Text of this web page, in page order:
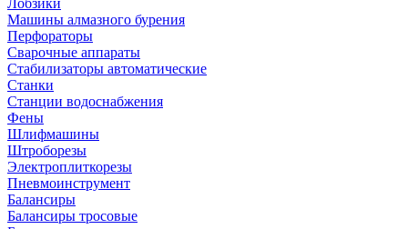
Лобзики
Машины алмазного бурения
Перфораторы
Сварочные аппараты
Стабилизаторы автоматические
Станки
Станции водоснабжения
Фены
Шлифмашины
Штроборезы
Электроплиткорезы
Пневмоинструмент
Балансиры
Балансиры тросовые